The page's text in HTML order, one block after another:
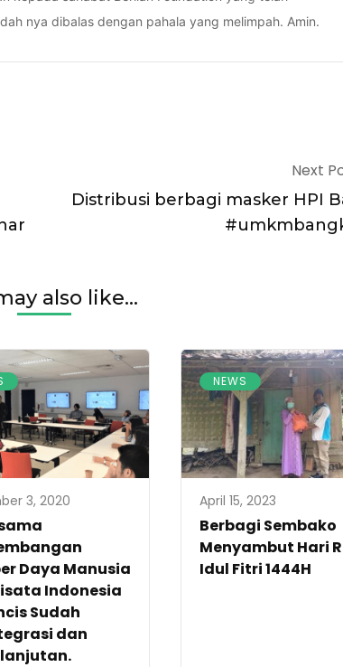
nya dibalas dengan pahala yang melimpah. Amin.
Next
Distribusi berbagi masker HPI
also like...
3, 2020
Daya Manusia
Indonesia
Sudah
dan
NEWS
April 15, 2023
Berbagi Sembako
Menyambut Hari
Idul Fitri 1444H